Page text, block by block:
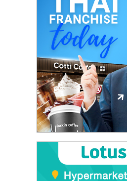
ไชส์
พร้อม
ทำเล
สำหรับ